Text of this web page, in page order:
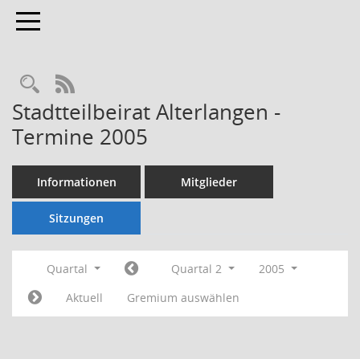
Toggle navigation
Rechercheauswahl
RSS-Feed
Stadtteilbeirat Alterlangen -
Termine 2005
Informationen Mitglieder
Sitzungen
Quartal Quartal 2
2005
Aktuell
Gremium auswählen